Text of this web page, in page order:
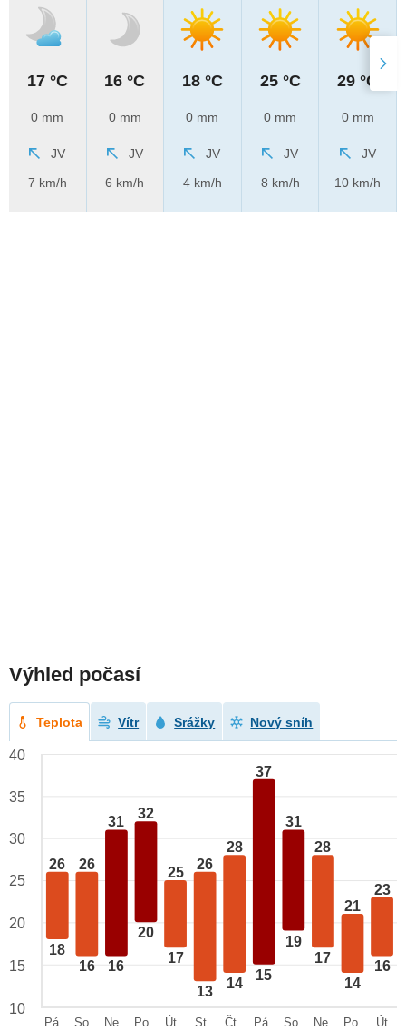
17 °C
0 mm
JV
7 km/h
16 °C
0 mm
JV
6 km/h
18 °C
0 mm
JV
4 km/h
25 °C
0 mm
JV
8 km/h
29 °C
0 mm
JV
10 km/h
Výhled počasí
Teplota Vítr Srážky Nový sníh
26
18
26
16
31
16
32
20
25
17
26
13
28
14
37
15
31
19
28
17
21
14
23
16
40
35
30
25
20
15
10
Pá
So
Ne
Po
Út
St
Čt
Pá
So
Ne
Po
Út